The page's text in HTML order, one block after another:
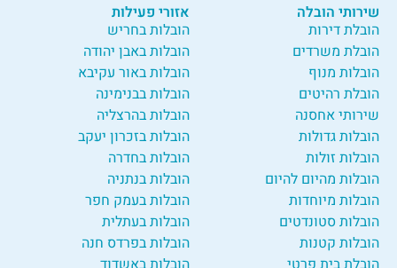
שירותי הובלה
הובלת דירות
הובלת משרדים
הובלות מנוף
הובלת רהיטים
שירותי אחסנה
הובלות גדולות
הובלות זולות
הובלות מהיום להיום
הובלות מיוחדות
הובלות סטונדטים
הובלות קטנות
אזורי פעילות
הובלות בחריש
הובלות באבן יהודה
הובלות באור עקיבא
הובלות בבנימינה
הובלות בהרצליה
הובלות בזכרון יעקב
הובלות בחדרה
הובלות בנתניה
הובלות בעמק חפר
הובלות בעתלית
הובלות בפרדס חנה